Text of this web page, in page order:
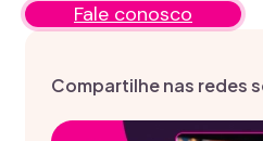
Fale conosco
Compartilhe nas redes